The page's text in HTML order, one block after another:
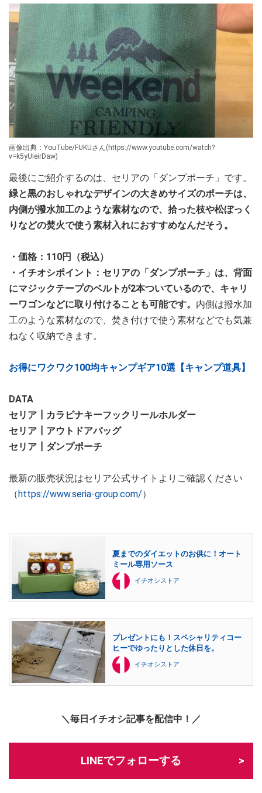
画像出典：YouTube/FUKUさん(https://www.youtube.com/watch?
v=k5yUIeirDaw)
最後にご紹介するのは、セリアの「ダンプポーチ」です。
緑と黒のおしゃれなデザインの大きめサイズのポーチは、
内側が撥水加工のような素材なので、拾った枝や松ぼっく
りなどの焚火で使う素材入れにおすすめなんだそう。
・価格：110円（税込）
・イチオシポイント：セリアの「ダンプポーチ」は、背面
にマジックテープのベルトが2本ついているので、キャリ
ーワゴンなどに取り付けることも可能です。 内側は撥水加
工のような素材なので、焚き付けで使う素材などでも気兼
ねなく収納できます。
お得にワクワク100均キャンプギア10選【キャンプ道具】
DATA
セリア┃カラビナキーフックリールホルダー
セリア┃アウトドアバッグ
セリア┃ダンプポーチ
最新の販売状況はセリア公式サイトよりご確認ください
（ https://www.seria-group.com/）
夏までのダイエットのお供に！オート
ミール専用ソース
イチオシストア
プレゼントにも！スペシャリティコー
ヒーでゆったりとした休日を。
イチオシストア
＼毎日イチオシ記事を配信中！／
LINEでフォローする